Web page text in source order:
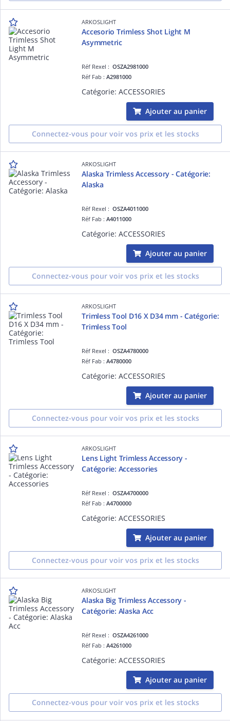
ARKOSLIGHT
Accesorio Trimless Shot Light M
Asymmetric
Réf Rexel :OSZA2981000
Réf Fab :A2981000
Catégorie: ACCESSORIES
Ajouter au panier
Connectez-vous pour voir vos prix et les stocks
ARKOSLIGHT
Alaska Trimless Accessory - Catégorie:
Alaska
Réf Rexel :OSZA4011000
Réf Fab :A4011000
Catégorie: ACCESSORIES
Ajouter au panier
Connectez-vous pour voir vos prix et les stocks
ARKOSLIGHT
Trimless Tool D16 X D34 mm - Catégorie:
Trimless Tool
Réf Rexel :OSZA4780000
Réf Fab :A4780000
Catégorie: ACCESSORIES
Ajouter au panier
Connectez-vous pour voir vos prix et les stocks
ARKOSLIGHT
Lens Light Trimless Accessory -
Catégorie: Accessories
Réf Rexel :OSZA4700000
Réf Fab :A4700000
Catégorie: ACCESSORIES
Ajouter au panier
Connectez-vous pour voir vos prix et les stocks
ARKOSLIGHT
Alaska Big Trimless Accessory -
Catégorie: Alaska Acc
Réf Rexel :OSZA4261000
Réf Fab :A4261000
Catégorie: ACCESSORIES
Ajouter au panier
Connectez-vous pour voir vos prix et les stocks